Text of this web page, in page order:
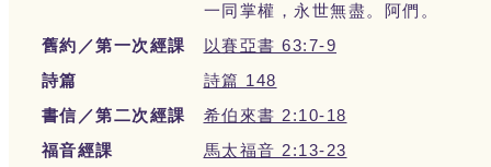
一同掌權，永世無盡。阿們。
舊約／第一次經課
以賽亞書 63:7-9
詩篇
詩篇 148
書信／第二次經課
希伯來書 2:10-18
福音經課
馬太福音 2:13-23